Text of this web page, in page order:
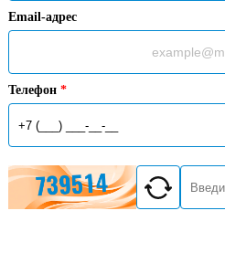
Email-адрес
Телефон *